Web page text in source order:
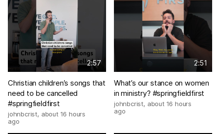
2:57
Christian children’s songs that
need to be cancelled
#springfieldfirst
johnbcrist, about 16 hours
ago
2:51
What’s our stance on women
in ministry? #springfieldfirst
johnbcrist, about 16 hours
ago